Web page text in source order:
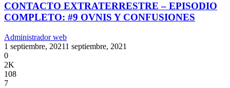
CONTACTO EXTRATERRESTRE – EPISODIO
COMPLETO: #9 OVNIS Y CONFUSIONES
Administrador web
1 septiembre, 20211 septiembre, 2021
0
2K
108
7